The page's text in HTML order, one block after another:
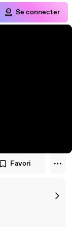
Se connecter
Favori